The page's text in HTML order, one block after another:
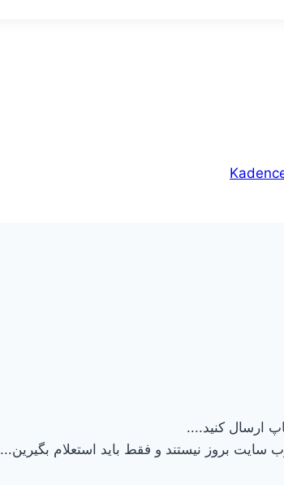
ارسال کنید....
سایت بروز نیستند و فقط باید استعلام بگیرین...